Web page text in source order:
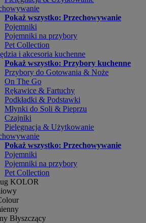
Pokaż wszystko: Przechowywanie
Pojemniki
Pojemniki na przybory
Pet Collection
i akcesoria kuchenne
Pokaż wszystko: Przybory kuchenne
Przybory do Gotowania & Noże
On The Go
Rękawice & Fartuchy
Podkładki & Podstawki
Młynki do Soli & Pieprzu
Czajniki
Pielęgnacja & Użytkowanie
Pokaż wszystko: Przechowywanie
Pojemniki
Pojemniki na przybory
Pet Collection
KOLOR
Błyszczący